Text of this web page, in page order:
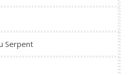
Serpent